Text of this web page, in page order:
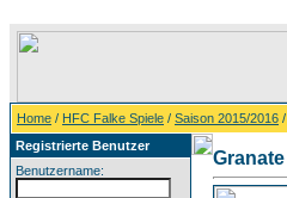
Home / HFC Falke Spiele / Saison 2015/2016 /
Registrierte Benutzer
Benutzername:
Granate